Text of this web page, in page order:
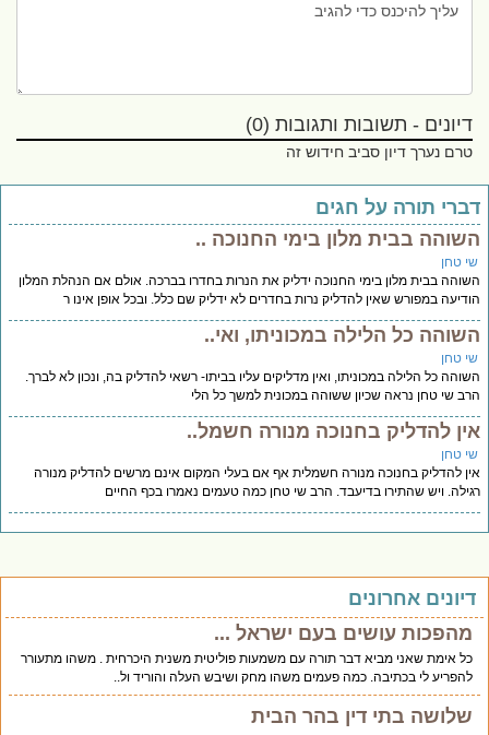
דיונים - תשובות ותגובות (0)
טרם נערך דיון סביב חידוש זה
תורה על חגים
בבית מלון בימי החנוכה ..
טחן
בבית מלון בימי החנוכה ידליק את הנרות בחדרו בברכה. אולם אם הנהלת המלון
במפורש שאין להדליק נרות בחדרים לא ידליק שם כלל. ובכל אופן אינו ר
כל הלילה במכוניתו, ואי..
טחן
כל הלילה במכוניתו, ואין מדליקים עליו בביתו- רשאי להדליק בה, ונכון לא לברך.
שי טחן נראה שכיון ששוהה במכונית למשך כל הלי
להדליק בחנוכה מנורה חשמל..
טחן
להדליק בחנוכה מנורה חשמלית אף אם בעלי המקום אינם מרשים להדליק מנורה
ויש שהתירו בדיעבד. הרב שי טחן כמה טעמים נאמרו בכף החיים
אחרונים
מהפכות עושים בעם ישראל ...
כל אימת שאני מביא דבר תורה עם משמעות פוליטית משנית היכרחית . משהו מתעורר
להפריע לי בכתיבה. כמה פעמים משהו מחק ושיבש העלה והוריד ול..
שלושה בתי דין בהר הבית